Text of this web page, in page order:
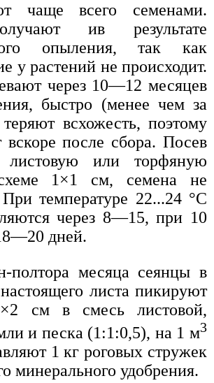
чаще всего семенами.
ив результате
опыления, так как
у растений не происходит.
через 10—12 месяцев
быстро (менее чем за
всхожесть, поэтому
после сбора. Посев
листовую или торфяную
1×1 см, семена не
температуре 22...24 °С
через 8—15, при 10
дней.
полтора месяца сеянцы в
листа пикируют
см в смесь листовой,
и песка (1:1:0,5), на 1 м3
1 кг роговых стружек
минерального удобрения.